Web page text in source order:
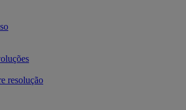
resolução